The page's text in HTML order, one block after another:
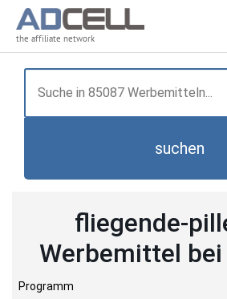
the affiliate network
suchen
fliegende-
Werbemittel bei
Programm